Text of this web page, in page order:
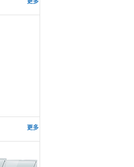
更多 >>
更多 >>